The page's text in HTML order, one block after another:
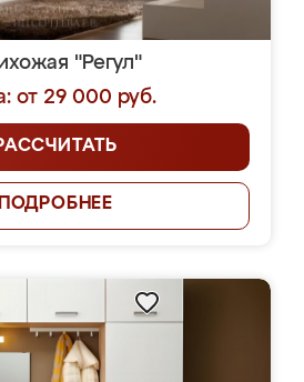
"Регул"
от 29 000 руб.
ПОДРОБНЕЕ